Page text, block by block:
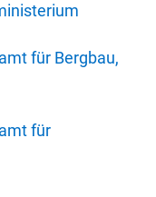
für Bergbau,
für